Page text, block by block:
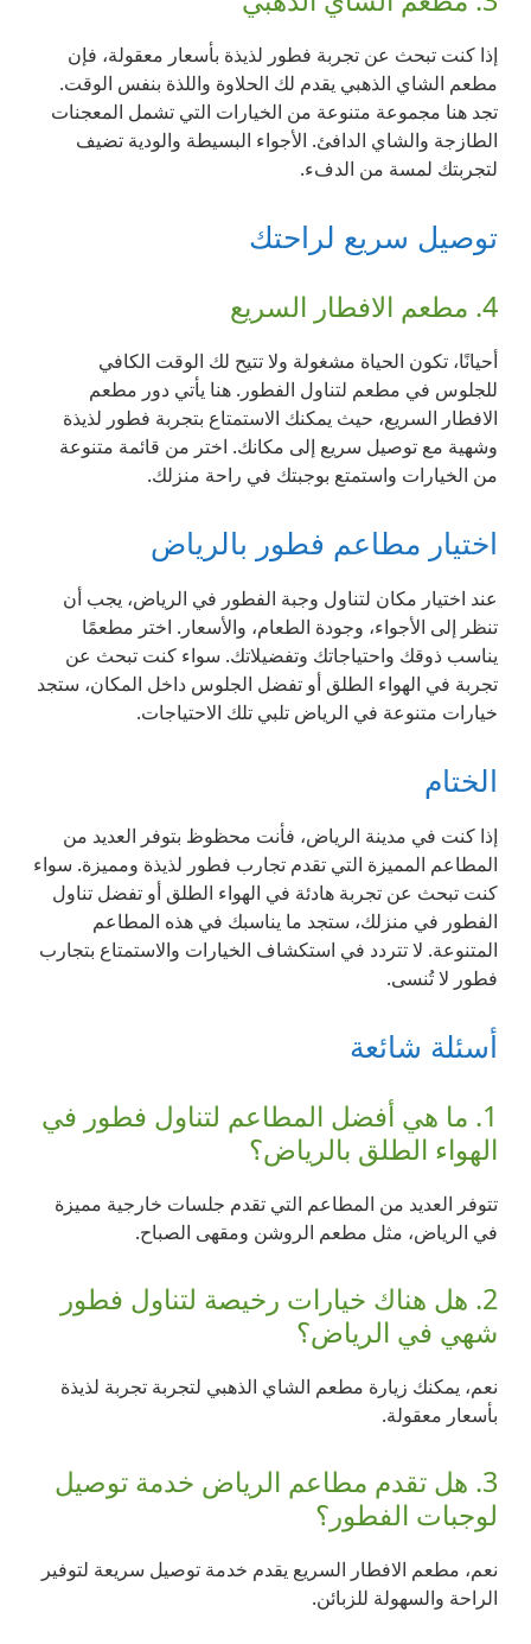
إذا كنت تبحث عن تجربة فطور لذيذة بأسعار معقولة، فإن
مطعم الشاي الذهبي يقدم لك الحلاوة واللذة بنفس الوقت.
تجد هنا مجموعة متنوعة من الخيارات التي تشمل المعجنات
الطازجة والشاي الدافئ. الأجواء البسيطة والودية تضيف
لتجربتك لمسة من الدفء.
توصيل سريع لراحتك
4. مطعم الافطار السريع
أحيانًا، تكون الحياة مشغولة ولا تتيح لك الوقت الكافي
للجلوس في مطعم لتناول الفطور. هنا يأتي دور مطعم
الافطار السريع، حيث يمكنك الاستمتاع بتجربة فطور لذيذة
وشهية مع توصيل سريع إلى مكانك. اختر من قائمة متنوعة
من الخيارات واستمتع بوجبتك في راحة منزلك.
اختيار مطاعم فطور بالرياض
عند اختيار مكان لتناول وجبة الفطور في الرياض، يجب أن
تنظر إلى الأجواء، وجودة الطعام، والأسعار. اختر مطعمًا
يناسب ذوقك واحتياجاتك وتفضيلاتك. سواء كنت تبحث عن
تجربة في الهواء الطلق أو تفضل الجلوس داخل المكان، ستجد
خيارات متنوعة في الرياض تلبي تلك الاحتياجات.
الختام
إذا كنت في مدينة الرياض، فأنت محظوظ بتوفر العديد من
المطاعم المميزة التي تقدم تجارب فطور لذيذة ومميزة. سواء
كنت تبحث عن تجربة هادئة في الهواء الطلق أو تفضل تناول
الفطور في منزلك، ستجد ما يناسبك في هذه المطاعم
المتنوعة. لا تتردد في استكشاف الخيارات والاستمتاع بتجارب
فطور لا تُنسى.
أسئلة شائعة
1. ما هي أفضل المطاعم لتناول فطور في
الهواء الطلق بالرياض؟
تتوفر العديد من المطاعم التي تقدم جلسات خارجية مميزة
في الرياض، مثل مطعم الروشن ومقهى الصباح.
2. هل هناك خيارات رخيصة لتناول فطور
شهي في الرياض؟
نعم، يمكنك زيارة مطعم الشاي الذهبي لتجربة تجربة لذيذة
بأسعار معقولة.
3. هل تقدم مطاعم الرياض خدمة توصيل
لوجبات الفطور؟
نعم، مطعم الافطار السريع يقدم خدمة توصيل سريعة لتوفير
الراحة والسهولة للزبائن.